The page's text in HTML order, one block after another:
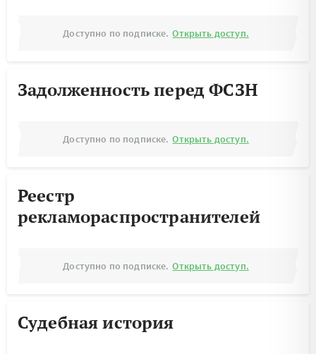
Доступно по подписке. Открыть доступ.
Задолженность перед ФСЗН
Доступно по подписке. Открыть доступ.
Реестр
рекламораспространителей
Доступно по подписке. Открыть доступ.
Судебная история